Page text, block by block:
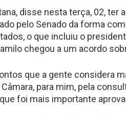
disse nesta terça, 02, ter
pelo Senado da forma
o que incluiu o
chegou a um acordo
que a gente considera
para mim, pela
foi mais importante